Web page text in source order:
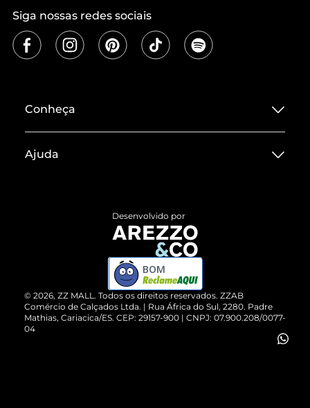
Siga nossas redes sociais
Conheça
Termos de Uso
ZZ MALL é confiável
Cartão Presente
Vendas Corporativas
Ajuda
Devolução do Produto
Compre pelo WhatsApp
© 2026, ZZ MALL. Todos os direitos reservados. ZZAB
Comércio de Calçados Ltda. | Rua África do Sul, 2280. Padre
Mathias, Cariacica/ES. CEP: 29157-900 | CNPJ: 07.900.208/0077-
04
Desenvolvido por
BOM